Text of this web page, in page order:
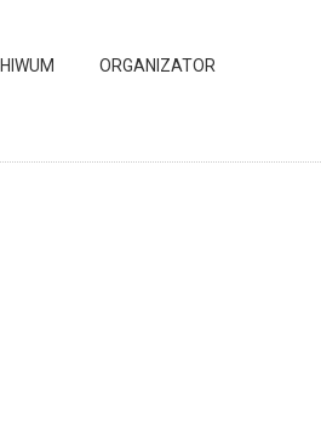
ORGANIZATOR